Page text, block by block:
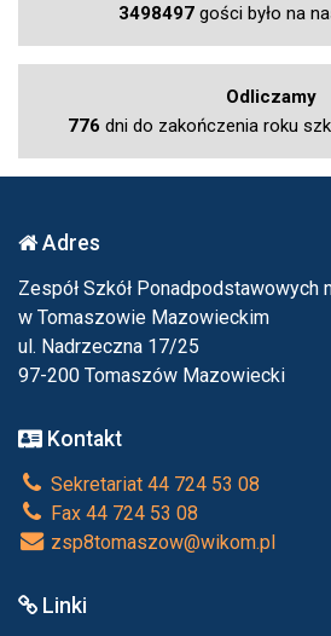
3498497 gości było na
Odliczamy
776 dni do zakończenia roku
Adres
Zespół Szkół Ponadpodstawowych
w Tomaszowie Mazowieckim
ul. Nadrzeczna 17/25
97-200 Tomaszów Mazowiecki
Kontakt
Sekretariat 44 724 53 08
Fax 44 724 53 08
zsp8tomaszow@wikom.pl
Linki